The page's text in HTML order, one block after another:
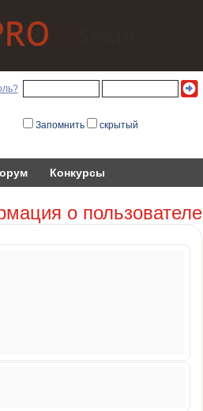
Запомнить скрытый
Конкурсы
о пользователе